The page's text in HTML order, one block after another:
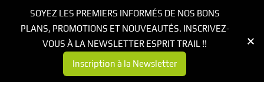
SOYEZ LES PREMIERS INFORMÉS DE NOS BONS
PLANS, PROMOTIONS ET NOUVEAUTÉS. INSCRIVEZ-
VOUS À LA NEWSLETTER ESPRIT TRAIL !!
Inscription à la Newsletter